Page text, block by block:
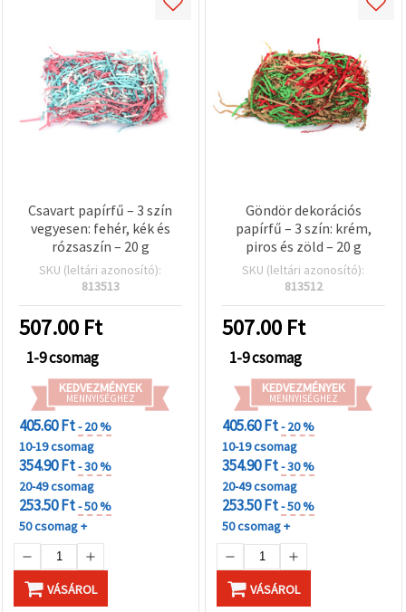
Csavart papírfű – 3 szín
vegyesen: fehér, kék és
rózsaszín – 20 g
SKU (leltári azonosító):
813513
507.00 Ft
1-9 csomag
KEDVEZMÉNYEK
MENNYISÉGHEZ
405.60 Ft- 20 %
10-19 csomag
354.90 Ft- 30 %
20-49 csomag
253.50 Ft- 50 %
50 csomag +
VÁSÁROL
Göndör dekorációs
papírfű – 3 szín: krém,
piros és zöld – 20 g
SKU (leltári azonosító):
813512
507.00 Ft
1-9 csomag
KEDVEZMÉNYEK
MENNYISÉGHEZ
405.60 Ft- 20 %
10-19 csomag
354.90 Ft- 30 %
20-49 csomag
253.50 Ft- 50 %
50 csomag +
VÁSÁROL